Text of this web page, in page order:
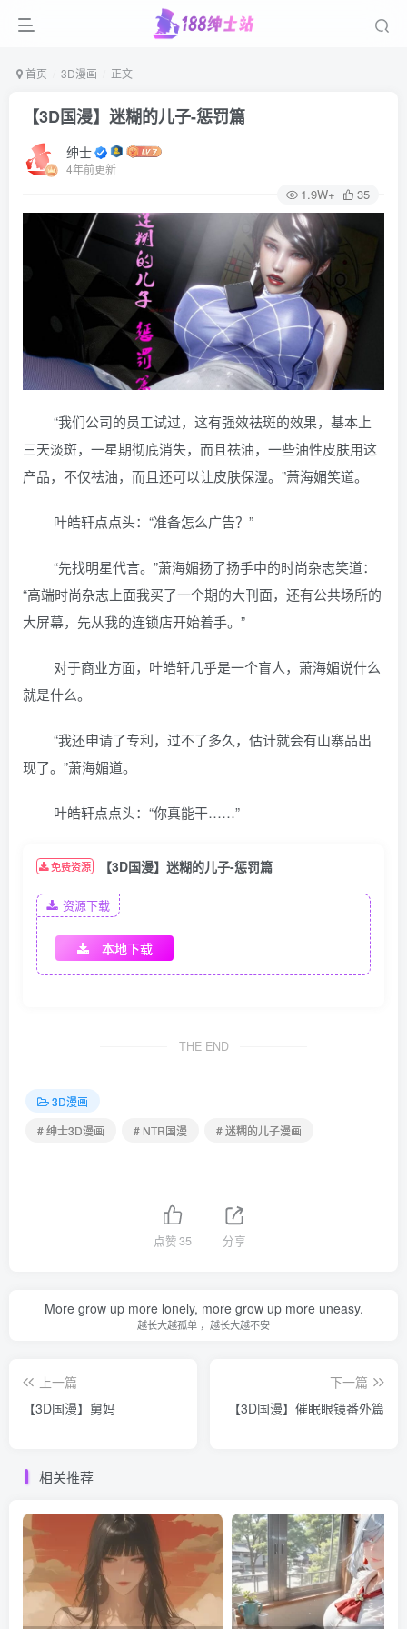
首页 3D漫画 正文
【3D国漫】迷糊的儿子-惩罚篇
绅士
4年前更新
1.9W+ 35
“我们公司的员工试过，这有强效祛斑的效果，基本上
三天淡斑，一星期彻底消失，而且祛油，一些油性皮肤用这
产品，不仅祛油，而且还可以让皮肤保湿。”萧海媚笑道。
叶皓轩点点头：“准备怎么广告？”
“先找明星代言。”萧海媚扬了扬手中的时尚杂志笑道：
“高端时尚杂志上面我买了一个期的大刊面，还有公共场所的
大屏幕，先从我的连锁店开始着手。”
对于商业方面，叶皓轩几乎是一个盲人，萧海媚说什么
就是什么。
“我还申请了专利，过不了多久，估计就会有山寨品出
现了。”萧海媚道。
叶皓轩点点头：“你真能干……”
免费资源 【3D国漫】迷糊的儿子-惩罚篇
资源下载
本地下载
THE END
3D漫画
# 绅士3D漫画
# NTR国漫 # 迷糊的儿子漫画
点赞35 分享
More grow up more lonely, more grow up more uneasy.
越长大越孤单 ，越长大越不安
上一篇
【3D国漫】舅妈
下一篇
【3D国漫】催眠眼镜番外篇
相关推荐